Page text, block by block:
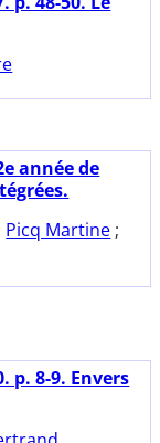
année de
Picq Martine ;
p. 8-9. Envers